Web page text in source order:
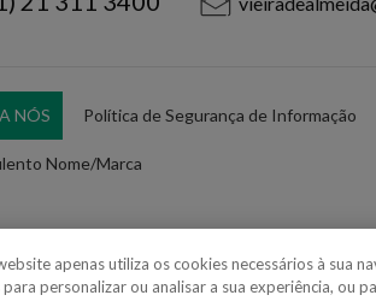
NÓS Política de Segurança de Informação
Nome/Marca
2026 © VdA - Vieira de Almeida & Associados - Sociedade
apenas utiliza os cookies necessários à sua
personalizar ou analisar a sua experiência, ou